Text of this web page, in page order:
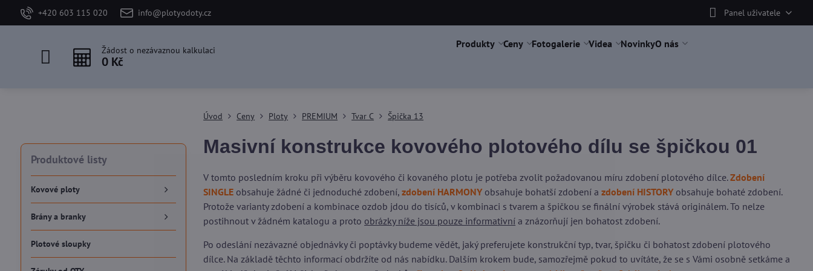
+420 603 115 020 info@plotyodoty.cz Panel uživatele
Žádost o nezávaznou kalkulaci
0 Kč
Produkty Ceny Fotogalerie Videa NovinkyO nás
Úvod Ceny Ploty PREMIUM Tvar C Špička 13
Masivní konstrukce kovového plotového dílu se špičkou 01
V tomto posledním kroku při výběru kovového či kovaného plotu je potřeba zvolit požadovanou míru zdobení plotového dílce.Zdobení
SINGLE obsahuje žádné či jednoduché zdobení,zdobení HARMONYobsahuje bohatší zdobení a zdobení HISTORYobsahuje bohaté zdobení.
Protože varianty zdobení a kombinace ozdob jdou do tisíců, v kombinaci s tvarem a špičkou se finální výrobek stává originálem. To nelze
postihnout v žádném katalogu a proto obrázky níže jsou pouze informativní a znázorňují jen bohatost zdobení.
Po odeslání nezávazné objednávky či poptávky budeme vědět, jaký preferujete konstrukční typ, tvar, špičku či bohatost zdobení plotového
dílce. Na základě těchto informací obdržíte od nás nabídku. Dalším krokem bude, samozřejmě pokud to uvítáte, že se s Vámi osobně setkáme a
Produktové listy
Kovové ploty
Brány a branky
Plotové sloupky